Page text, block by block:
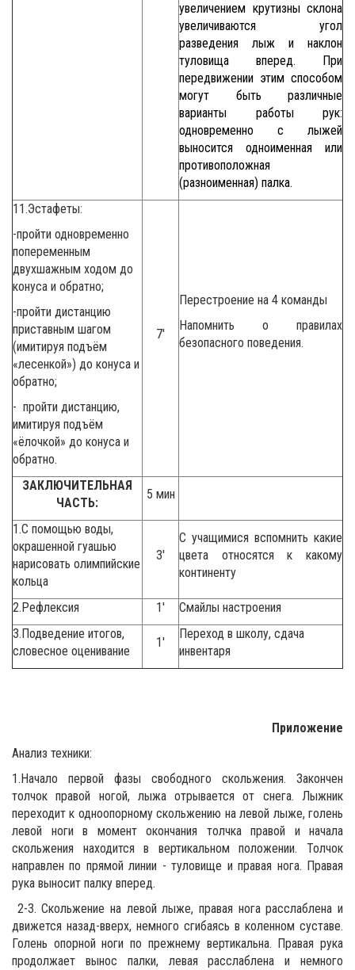
увеличением крутизны склона
увеличиваются угол
разведения лыж и наклон
туловища вперед. При
передвижении этим способом
могут быть различные
варианты работы рук:
одновременно с лыжей
выносится одноименная или
противоположная
(разноименная) палка.
11.Эстафеты:
-пройти одновременно
попеременным
двухшажным ходом до
конуса и обратно;
-пройти дистанцию
приставным шагом
(имитируя подъём
«лесенкой») до конуса и
обратно;
- пройти дистанцию,
имитируя подъём
«ёлочкой» до конуса и
обратно.
7′
Перестроение на 4 команды
Напомнить о правилах
безопасного поведения.
ЗАКЛЮЧИТЕЛЬНАЯ
ЧАСТЬ:
5 мин
1.С помощью воды,
окрашенной гуашью
нарисовать олимпийские
кольца
3′
С учащимися вспомнить какие
цвета относятся к какому
континенту
2.Рефлексия 1′
Смайлы настроения
3.Подведение итогов,
словесное оценивание
1′
Переход в школу, сдача
инвентаря
Приложение
Анализ техники:
1.Начало первой фазы свободного скольжения. Закончен
толчок правой ногой, лыжа отрывается от снега. Лыжник
переходит к одноопорному скольжению на левой лыже, голень
левой ноги в момент окончания толчка правой и начала
скольжения находится в вертикальном положении. Толчок
направлен по прямой линии - туловище и правая нога. Правая
рука выносит палку вперед.
2-3. Скольжение на левой лыже, правая нога расслаблена и
движется назад-вверх, немного сгибаясь в коленном суставе.
Голень опорной ноги по прежнему вертикальна. Правая рука
продолжает вынос палки, левая расслаблена и немного